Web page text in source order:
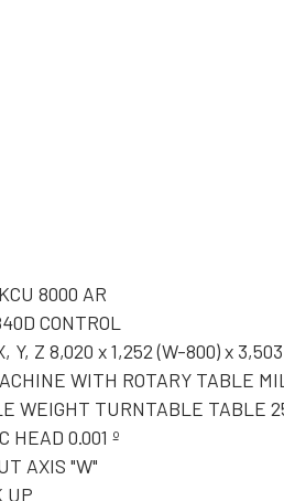
8000 AR
CONTROL
Y, Z 8,020 x 1,252 (W-800) x 3,503
WITH ROTARY TABLE
WEIGHT TURNTABLE TABLE
HEAD 0.001 º
AXIS "W"
UP